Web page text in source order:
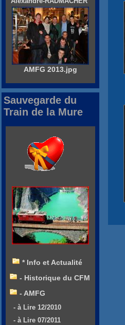
AMFG 2013.jpg
Sauvegarde du
Train de la Mure
* Info et Actualité
- Historique du CFM
- AMFG
- à Lire 12/2010
- à Lire 07/2011